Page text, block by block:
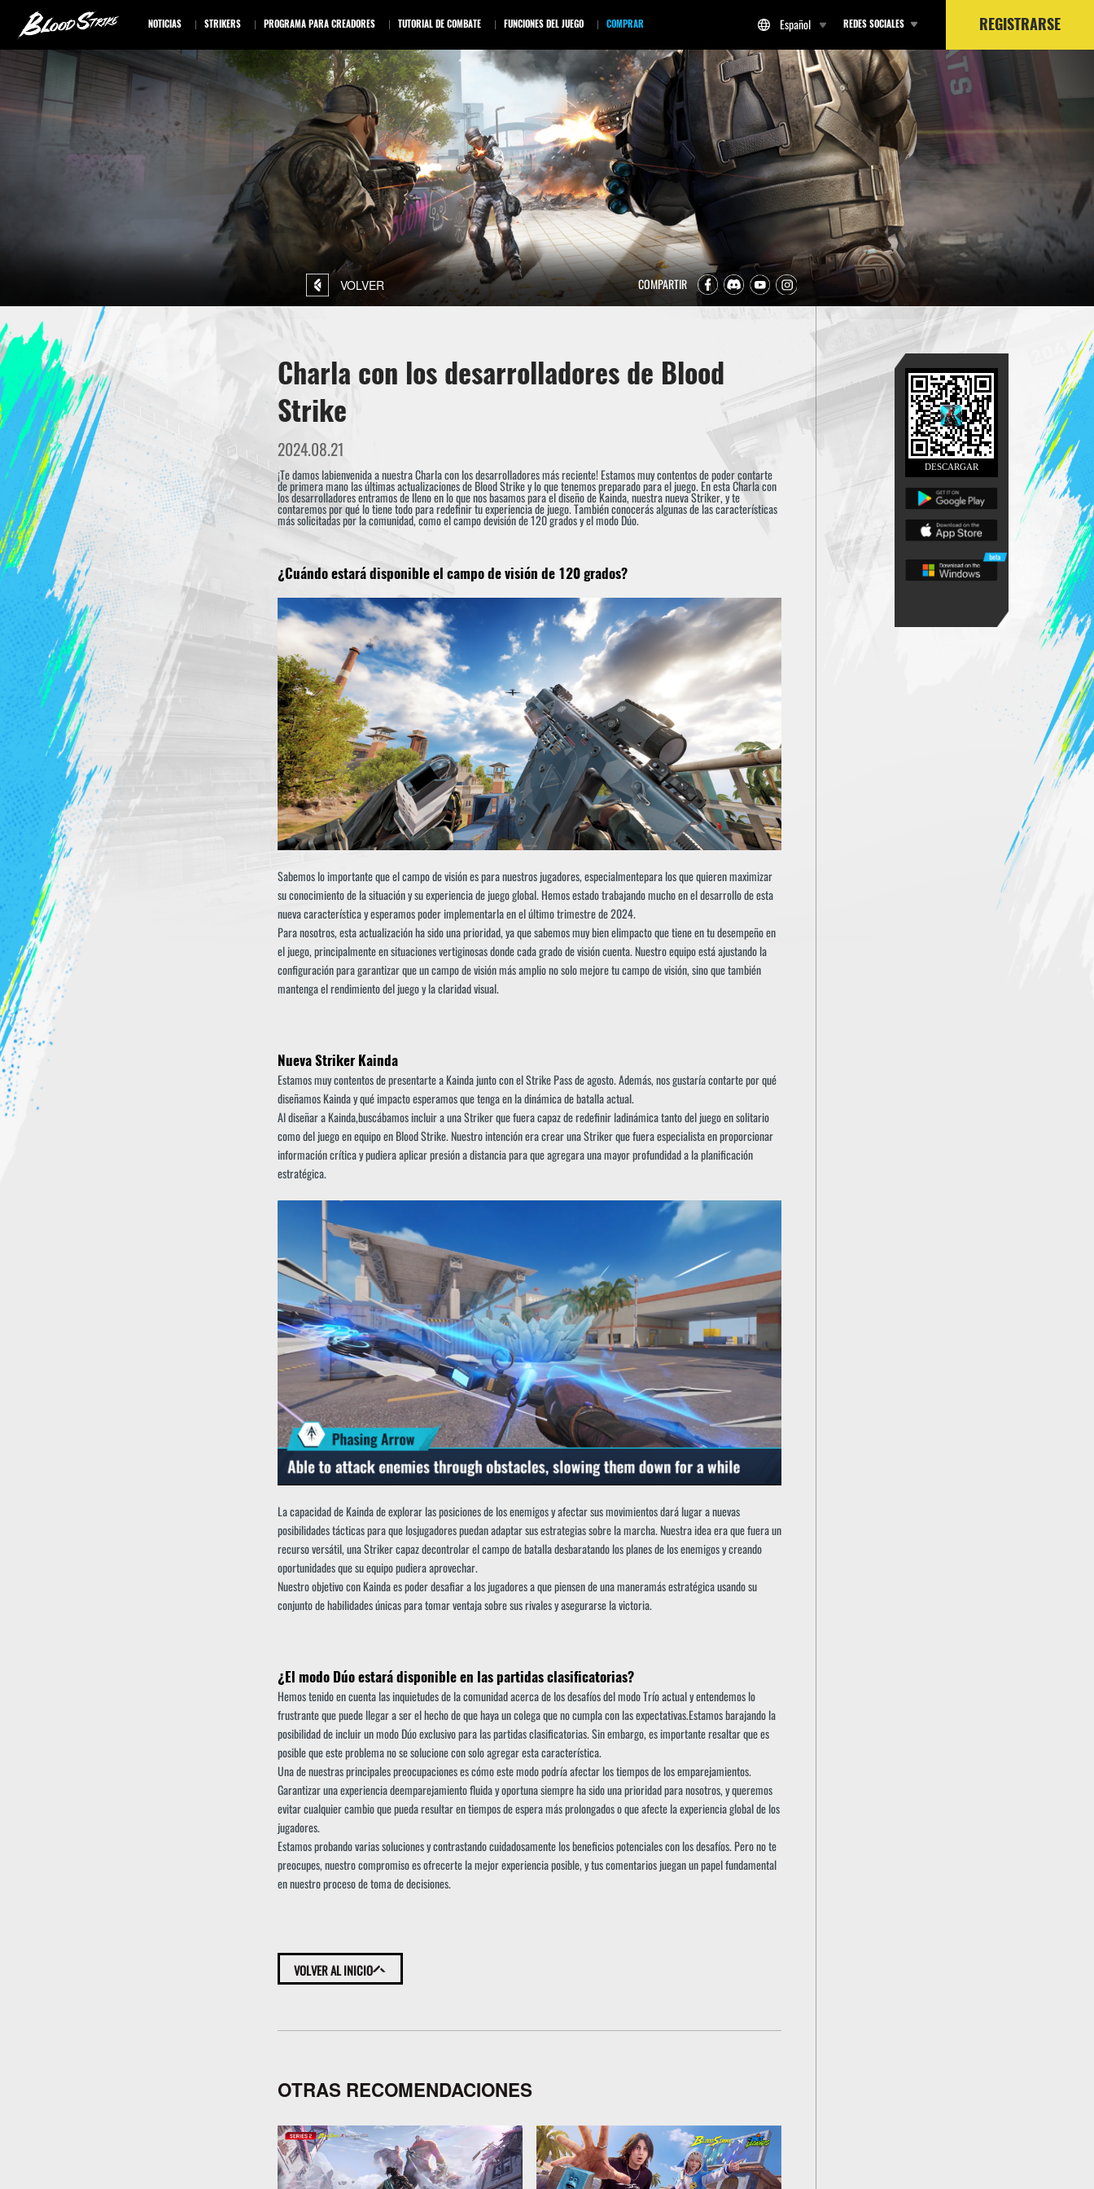
NOTICIAS STRIKERS PROGRAMA PARA CREADORES TUTORIAL DE COMBATE FUNCIONES DEL JUEGO COMPRAR Español REDES SOCIALES REGISTRARSE
VOLVER COMPARTIR
Charla con los desarrolladores de Blood
Strike
2024.08.21
¡Te damos labienvenida a nuestra Charla con los desarrolladores más reciente! Estamos muy contentos de poder contarte
de primera mano las últimas actualizaciones de Blood Strike y lo que tenemos preparado para el juego. En esta Charla con
los desarrolladores entramos de lleno en lo que nos basamos para el diseño de Kainda, nuestra nueva Striker, y te
contaremos por qué lo tiene todo para redefinir tu experiencia de juego. También conocerás algunas de las características
más solicitadas por la comunidad, como el campo devisión de 120 grados y el modo Dúo.
¿Cuándo estará disponible el campo de visión de 120 grados?
Sabemos lo importante que el campo de visión es para nuestros jugadores, especialmentepara los que quieren maximizar
su conocimiento de la situación y su experiencia de juego global. Hemos estado trabajando mucho en el desarrollo de esta
nueva característica y esperamos poder implementarla en el último trimestre de 2024.
Para nosotros, esta actualización ha sido una prioridad, ya que sabemos muy bien elimpacto que tiene en tu desempeño en
el juego, principalmente en situaciones vertiginosas donde cada grado de visión cuenta. Nuestro equipo está ajustando la
configuración para garantizar que un campo de visión más amplio no solo mejore tu campo de visión, sino que también
mantenga el rendimiento del juego y la claridad visual.
Nueva Striker Kainda
Estamos muy contentos de presentarte a Kainda junto con el Strike Pass de agosto. Además, nos gustaría contarte por qué
diseñamos Kainda y qué impacto esperamos que tenga en la dinámica de batalla actual.
Al diseñar a Kainda,buscábamos incluir a una Striker que fuera capaz de redefinir ladinámica tanto del juego en solitario
como del juego en equipo en Blood Strike. Nuestro intención era crear una Striker que fuera especialista en proporcionar
información crítica y pudiera aplicar presión a distancia para que agregara una mayor profundidad a la planificación
estratégica.
La capacidad de Kainda de explorar las posiciones de los enemigos y afectar sus movimientos dará lugar a nuevas
posibilidades tácticas para que losjugadores puedan adaptar sus estrategias sobre la marcha. Nuestra idea era que fuera un
recurso versátil, una Striker capaz decontrolar el campo de batalla desbaratando los planes de los enemigos y creando
oportunidades que su equipo pudiera aprovechar.
Nuestro objetivo con Kainda es poder desafiar a los jugadores a que piensen de una maneramás estratégica usando su
conjunto de habilidades únicas para tomar ventaja sobre sus rivales y asegurarse la victoria.
¿El modo Dúo estará disponible en las partidas clasificatorias?
Hemos tenido en cuenta las inquietudes de la comunidad acerca de los desafíos del modo Trío actual y entendemos lo
frustrante que puede llegar a ser el hecho de que haya un colega que no cumpla con las expectativas.Estamos barajando la
posibilidad de incluir un modo Dúo exclusivo para las partidas clasificatorias. Sin embargo, es importante resaltar que es
posible que este problema no se solucione con solo agregar esta característica.
Una de nuestras principales preocupaciones es cómo este modo podría afectar los tiempos de los emparejamientos.
Garantizar una experiencia deemparejamiento fluida y oportuna siempre ha sido una prioridad para nosotros, y queremos
evitar cualquier cambio que pueda resultar en tiempos de espera más prolongados o que afecte la experiencia global de los
jugadores.
Estamos probando varias soluciones y contrastando cuidadosamente los beneficios potenciales con los desafíos. Pero no te
preocupes, nuestro compromiso es ofrecerte la mejor experiencia posible, y tus comentarios juegan un papel fundamental
en nuestro proceso de toma de decisiones.
VOLVER AL INICIO
OTRAS RECOMENDACIONES
DESCARGAR